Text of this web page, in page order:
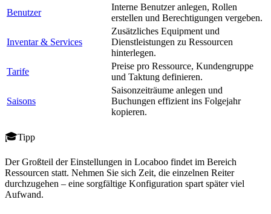
Benutzer
Interne Benutzer anlegen, Rollen
erstellen und Berechtigungen vergeben.
Inventar & Services
Zusätzliches Equipment und
Dienstleistungen zu Ressourcen
hinterlegen.
Tarife
Preise pro Ressource, Kundengruppe
und Taktung definieren.
Saisons
Saisonzeiträume anlegen und
Buchungen effizient ins Folgejahr
kopieren.
Tipp
Der Großteil der Einstellungen in Locaboo findet im Bereich
Ressourcen statt. Nehmen Sie sich Zeit, die einzelnen Reiter
durchzugehen – eine sorgfältige Konfiguration spart später viel
Aufwand.